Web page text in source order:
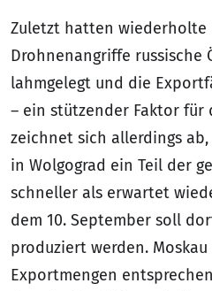
Zuletzt hatten wiederholte
Drohnenangriffe russische
lahmgelegt und die
– ein stützender Faktor für
zeichnet sich allerdings
in Wolgograd ein Teil der
schneller als erwartet
dem 10. September soll
produziert werden.
Exportmengen